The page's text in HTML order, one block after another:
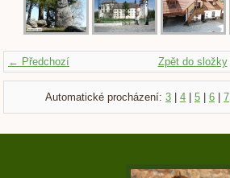
← Předchozí Zpět do složky
Automatické procházení: 3 | 4 | 5 | 6 | 7